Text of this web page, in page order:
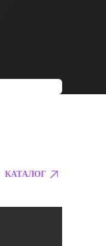
КАТАЛОГ